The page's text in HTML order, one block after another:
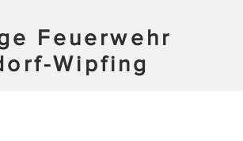
Feuerwehr
Wipfing